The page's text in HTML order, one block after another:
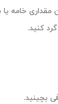
خامه یا
کنید.
بچینید.